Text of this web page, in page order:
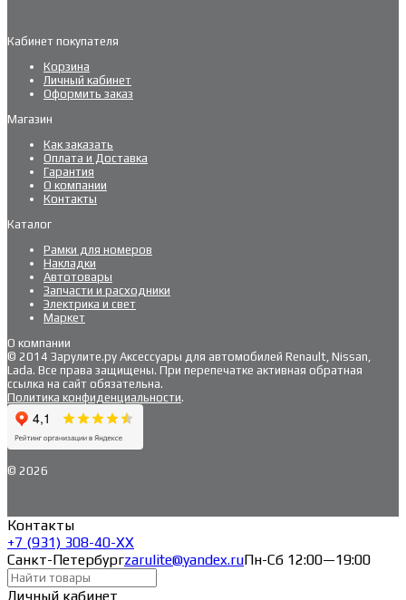
Кабинет покупателя
Корзина
Личный кабинет
Оформить заказ
Магазин
Как заказать
Оплата и Доставка
Гарантия
О компании
Контакты
Каталог
Рамки для номеров
Накладки
Автотовары
Запчасти и расходники
Электрика и свет
Маркет
О компании
© 2014 Зарулите.ру Аксессуары для автомобилей Renault, Nissan,
Lada. Все права защищены. При перепечатке активная обратная
ссылка на сайт обязательна.
Политика конфиденциальности.
© 2026
Контакты
+7 (931) 308-40-ХХ
Санкт-Петербургzarulite@yandex.ruПн-Сб 12:00—19:00
Личный кабинет